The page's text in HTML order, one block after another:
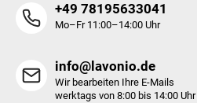
+49 78195633041
Mo–Fr 11:00–14:00 Uhr
info@lavonio.de
Wir bearbeiten Ihre E-Mails
werktags von 8:00 bis 14:00 Uhr